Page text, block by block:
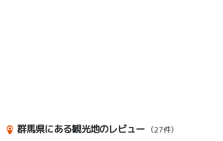
群馬県にある観光地のレビュー （27件）